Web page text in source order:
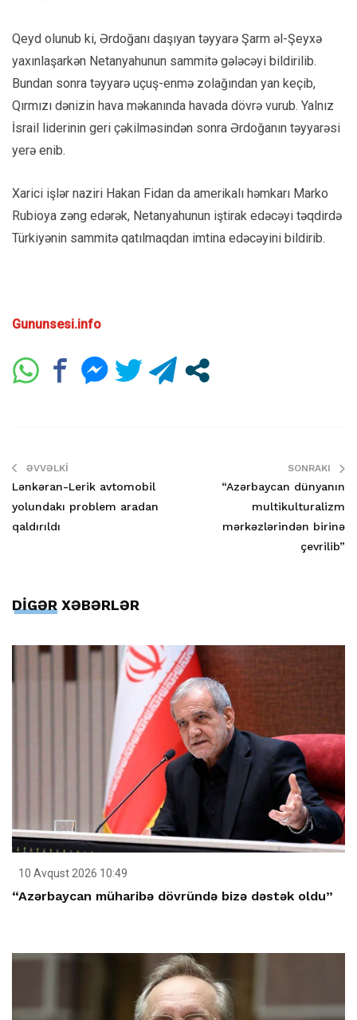
Qeyd olunub ki, Ərdoğanı daşıyan təyyarə Şarm əl-Şeyxə
yaxınlaşarkən Netanyahunun sammitə gələcəyi bildirilib.
Bundan sonra təyyarə uçuş-enmə zolağından yan keçib,
Qırmızı dənizin hava məkanında havada dövrə vurub. Yalnız
İsrail liderinin geri çəkilməsindən sonra Ərdoğanın təyyarəsi
yerə enib.
Xarici işlər naziri Hakan Fidan da amerikalı həmkarı Marko
Rubioya zəng edərək, Netanyahunun iştirak edəcəyi təqdirdə
Türkiyənin sammitə qatılmaqdan imtina edəcəyini bildirib.
Gununsesi.info
ƏVVƏLKI
Lənkəran-Lerik avtomobil
yolundakı problem aradan
qaldırıldı
SONRAKI
“Azərbaycan dünyanın
multikulturalizm
mərkəzlərindən birinə
çevrilib”
DİGƏR XƏBƏRLƏR
10 Avqust 2026 10:49
“Azərbaycan müharibə dövründə bizə dəstək oldu”